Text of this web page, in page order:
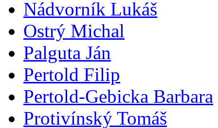
Nádvorník Lukáš
Ostrý Michal
Palguta Ján
Pertold Filip
Pertold-Gebicka Barbara
Protivínský Tomáš